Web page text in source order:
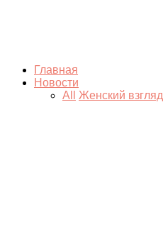
Главная
Новости
All
Женский взгляд